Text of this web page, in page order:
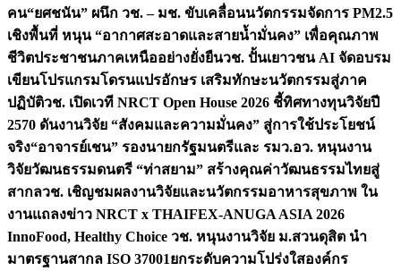
คน“ยศชนัน” ผนึก วช. – มช. ขับเคลื่อนนวัตกรรมจัดการ PM2.5
เชิงพื้นที่ หนุน “อากาศสะอาดและสายน้ำมั่นคง” เพื่อคุณภาพ
ชีวิตประชาชนภาคเหนืออย่างยั่งยืนวช. ปั้นเยาวชน AI จัดอบรม
เขียนโปรแกรมโดรนแปรอักษร เสริมทักษะนวัตกรรมสู่ภาค
ปฏิบัติวช. เปิดเวที NRCT Open House 2026 ชี้ทิศทางทุนวิจัยปี
2570 ดันงานวิจัย “สังคมและความมั่นคง” สู่การใช้ประโยชน์
จริง“อาจารย์เชน” รองนายกรัฐมนตรีและ รมว.อว. หนุนงาน
วิจัยวัฒนธรรมดนตรี “ท่าสยาม” สร้างคุณค่าวัฒนธรรมไทยสู่
สากลวช. เชิญชมผลงานวิจัยและนวัตกรรมอาหารสุขภาพ ใน
งานแถลงข่าว NRCT x THAIFEX-ANUGA ASIA 2026
InnoFood, Healthy Choice วช. หนุนงานวิจัย ม.สวนดุสิต นำ
มาตรฐานสากล ISO 37001ยกระดับความโปร่งใสองค์กร